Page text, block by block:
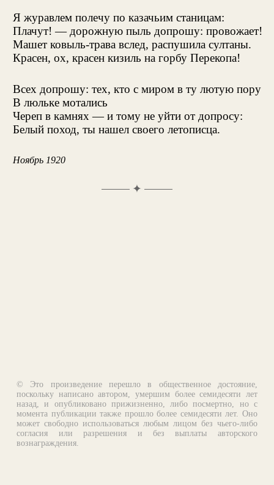
Я журавлем полечу по казачьим станицам:
Плачут! — дорожную пыль допрошу: провожает!
Машет ковыль-трава вслед, распушила султаны.
Красен, ох, красен кизиль на горбу Перекопа!
Всех допрошу: тех, кто с миром в ту лютую пору
В люльке мотались
Череп в камнях — и тому не уйти от допросу:
Белый поход, ты нашел своего летописца.
Ноябрь 1920
✦
© Это произведение перешло в общественное достояние,
поскольку написано автором, умершим более семидесяти лет
назад, и опубликовано прижизненно, либо посмертно, но с
момента публикации также прошло более семидесяти лет. Оно
может свободно использоваться любым лицом без чьего-либо
согласия или разрешения и без выплаты авторского
вознаграждения.